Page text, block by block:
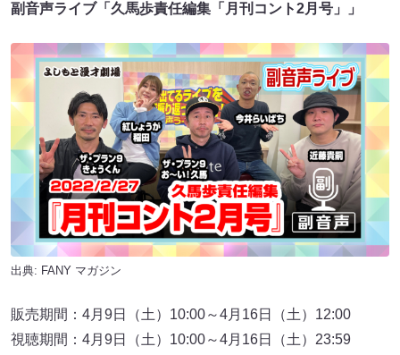
副音声ライブ「久馬歩責任編集「月刊コント2月号」」
出典: FANY マガジン
販売期間：4月9日（土）10:00～4月16日（土）12:00
視聴期間：4月9日（土）10:00～4月16日（土）23:59